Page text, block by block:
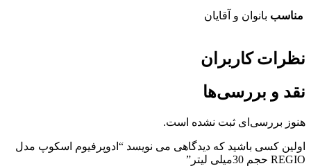
مناسب بانوان و آقایان
نظرات کاربران
نقد و بررسی‌ها
هنوز بررسی‌ای ثبت نشده است.
اولین کسی باشید که دیدگاهی می نویسد “ادوپرفیوم اسکوپ مدل
REGIO حجم 30میلی لیتر”